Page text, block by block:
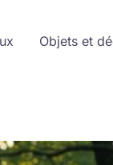
Objets et